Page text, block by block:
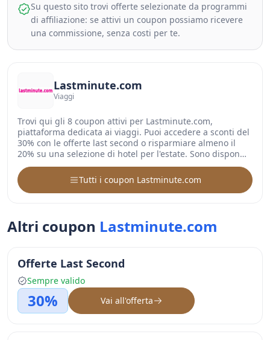
Su questo sito trovi offerte selezionate da programmi
di affiliazione: se attivi un coupon possiamo ricevere
una commissione, senza costi per te.
Lastminute.com
Viaggi
Trovi qui gli 8 coupon attivi per Lastminute.com,
piattaforma dedicata ai viaggi. Puoi accedere a sconti del
30% con le offerte last second o risparmiare almeno il
20% su una selezione di hotel per l'estate. Sono dispon…
Tutti i coupon Lastminute.com
Altri coupon Lastminute.com
Offerte Last Second
Sempre valido
30% Vai all'offerta